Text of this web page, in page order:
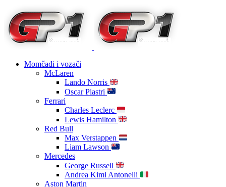
Momčadi i vozači
McLaren
Lando Norris
Oscar Piastri
Ferrari
Charles Leclerc
Lewis Hamilton
Red Bull
Max Verstappen
Liam Lawson
Mercedes
George Russell
Andrea Kimi Antonelli
Aston Martin